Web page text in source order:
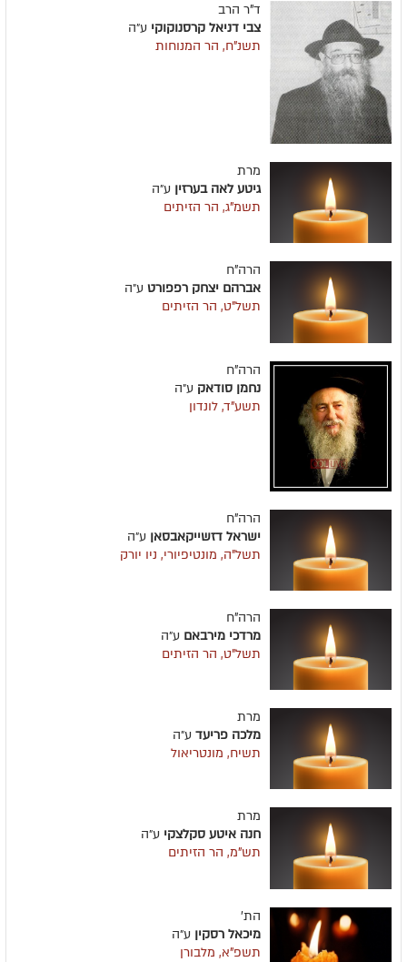
ד"ר הרב
צבי דניאל קרסנוקוקי ע״ה
תשנ"ח, הר המנוחות
מרת
גיטע לאה בערזין ע״ה
תשמ"ג, הר הזיתים
הרה"ח
אברהם יצחק רפפורט ע״ה
תשל"ט, הר הזיתים
הרה"ח
נחמן סודאק ע״ה
תשע"ד, לונדון
הרה"ח
ישראל דזשייקאבסאן ע״ה
תשל"ה, מונטיפיורי, ניו יורק
הרה"ח
מרדכי מירבאם ע״ה
תשל"ט, הר הזיתים
מרת
מלכה פריעד ע״ה
תשיח, מונטריאול
מרת
חנה איטע סקלצקי ע״ה
תש"מ, הר הזיתים
הת'
מיכאל רסקין ע״ה
תשפ"א, מלבורן